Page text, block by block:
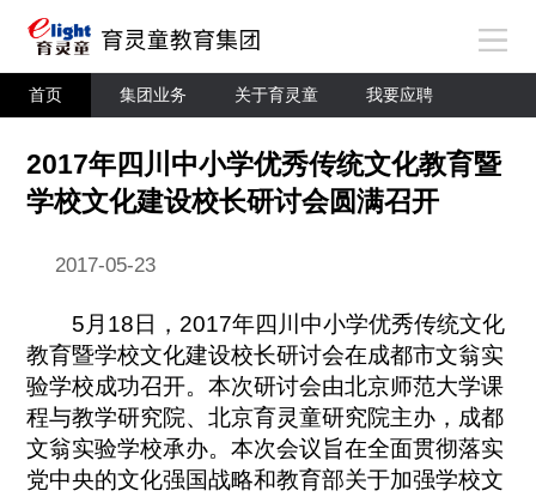
首页 集团业务 关于育灵童 我要应聘
2017年四川中小学优秀传统文化教育暨
学校文化建设校长研讨会圆满召开
2017-05-23
5月18日，2017年四川中小学优秀传统文化
教育暨学校文化建设校长研讨会在成都市文翁实
验学校成功召开。本次研讨会由北京师范大学课
程与教学研究院、北京育灵童研究院主办，成都
文翁实验学校承办。本次会议旨在全面贯彻落实
党中央的文化强国战略和教育部关于加强学校文